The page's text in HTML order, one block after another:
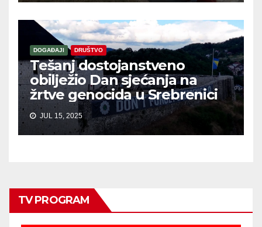
DOGAĐAJI DRUŠTVO
Tešanj dostojanstveno
obilježio Dan sjećanja na
žrtve genocida u Srebrenici
JUL 15, 2025
TV PROGRAM